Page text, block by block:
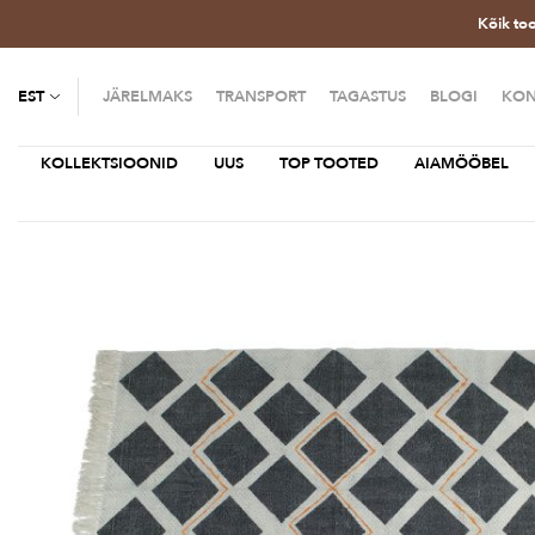
Kõik
EST JÄRELMAKS TRANSPORT TAGASTUS BLOGI
KOLLEKTSIOONID UUS TOP TOOTED AIAMÖÖBEL